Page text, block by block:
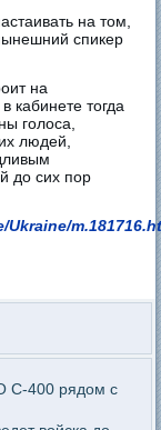
на том,
спикер
на
кабинете тогда
голоса,
людей,
до сих пор
С-400 рядом с